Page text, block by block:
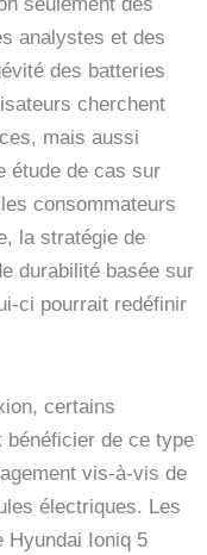
analystes et des
des batteries
cherchent
mais aussi
étude de cas sur
consommateurs
la stratégie de
durabilité basée sur
ci pourrait redéfinir
certains
bénéficier de ce type
vis-à-vis de
électriques. Les
Hyundai Ioniq 5